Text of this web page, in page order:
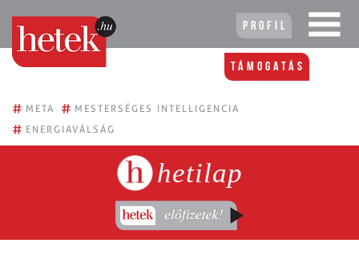
Profil
Támogatás
# META # MESTERSÉGES INTELLIGENCIA
# ENERGIAVÁLSÁG
hetilap